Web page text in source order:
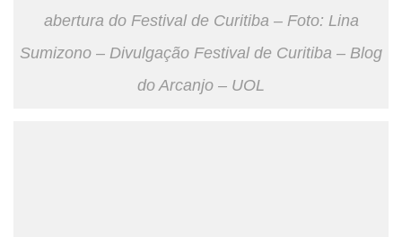
abertura do Festival de Curitiba – Foto: Lina
Sumizono – Divulgação Festival de Curitiba – Blog
do Arcanjo – UOL